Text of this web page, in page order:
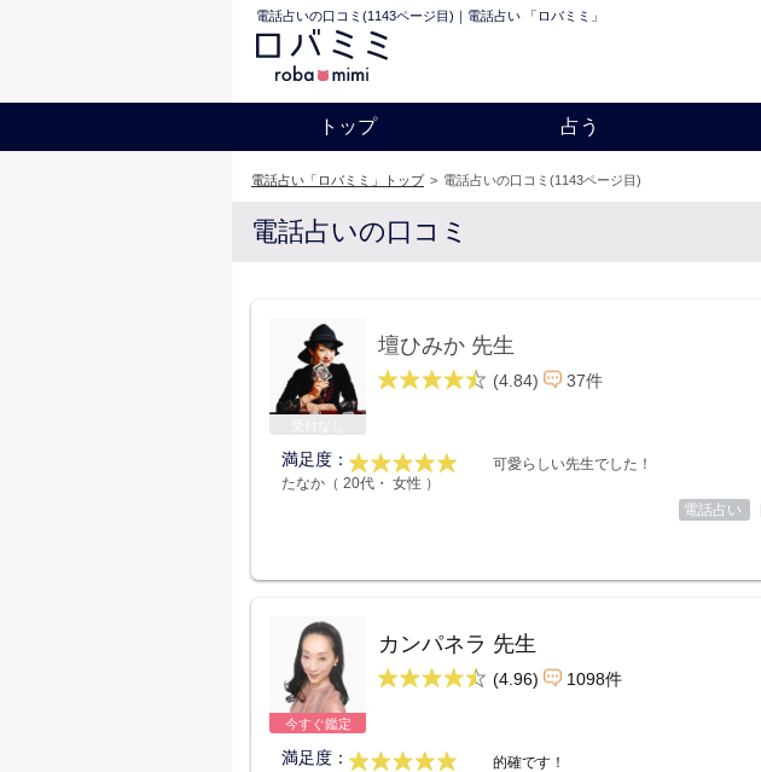
電話占いの口コミ(1143ページ目)｜電話占い 「ロバミミ」
トップ 占う
電話占い「ロバミミ」トップ > 電話占いの口コミ(1143ページ目)
電話占いの口コミ
壇ひみか 先生
(4.84) 37件
満足度：
たなか（ 20代・ 女性 ）
可愛らしい先生でした！
電話占い
今すぐ鑑定
カンパネラ 先生
(4.96) 1098件
満足度： 的確です！